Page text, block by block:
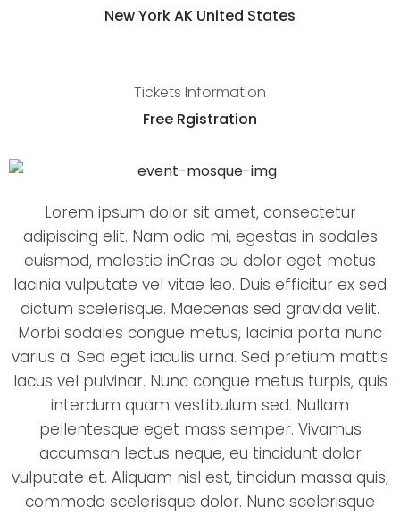
New York AK United States
Tickets Information
Free Rgistration
Lorem ipsum dolor sit amet, consectetur
adipiscing elit. Nam odio mi, egestas in sodales
euismod, molestie inCras eu dolor eget metus
lacinia vulputate vel vitae leo. Duis efficitur ex sed
dictum scelerisque. Maecenas sed gravida velit.
Morbi sodales congue metus, lacinia porta nunc
varius a. Sed eget iaculis urna. Sed pretium mattis
lacus vel pulvinar. Nunc congue metus turpis, quis
interdum quam vestibulum sed. Nullam
pellentesque eget mass semper. Vivamus
accumsan lectus neque, eu tincidunt dolor
vulputate et. Aliquam nisl est, tincidun massa quis,
commodo scelerisque dolor. Nunc scelerisque